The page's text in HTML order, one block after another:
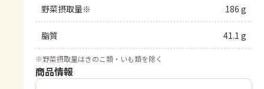
野菜摂取量※ 186 g
脂質 41.1 g
※野菜摂取量はきのこ類・いも類を除く
商品情報